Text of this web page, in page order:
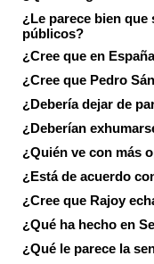
¿Le parece bien
públicos?
¿Cree que en
¿Cree que Pedro
¿Debería dejar de
¿Deberían
¿Quién ve con más
¿Está de acuerdo
¿Cree que Rajoy
¿Qué ha hecho en
¿Qué le parece la